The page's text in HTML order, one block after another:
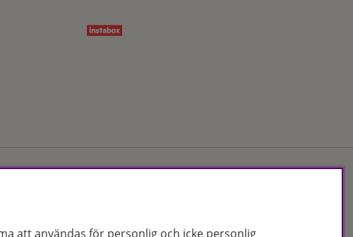
att användas för personlig och icke personlig